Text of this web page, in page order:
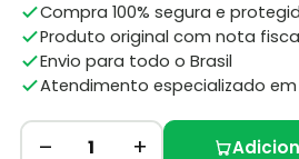
Compra 100% segura e
Produto original com nota
Envio para todo o Brasil
Atendimento especializado
– 1 +